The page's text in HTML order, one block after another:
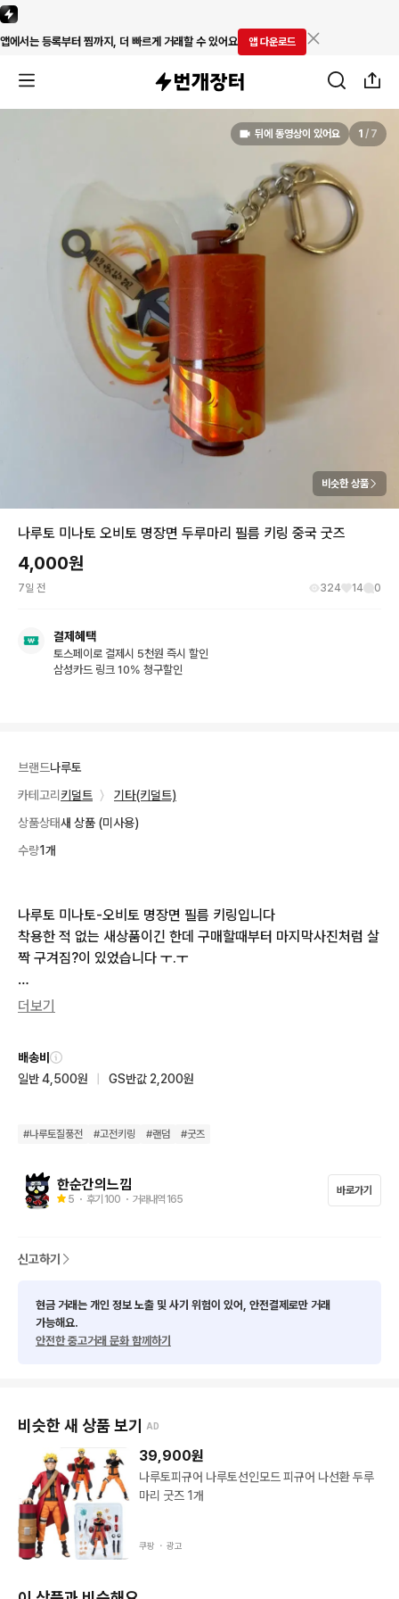
앱에서는 등록부터 찜까지, 더 빠르게 거래할 수 있어요 앱 다운로드
뒤에 동영상이 있어요 1 / 7
비슷한 상품
나루토 미나토 오비토 명장면 두루마리 필름 키링 중국 굿즈
4,000원
7일 전 324 14 0
결제혜택
토스페이로 결제시 5천원 즉시 할인
삼성카드 링크 10% 청구할인
브랜드나루토
카테고리 키덜트 〉
기타(키덜트)
상품상태새 상품 (미사용)
수량1개
나루토 미나토-오비토 명장면 필름 키링입니다
착용한 적 없는 새상품이긴 한데 구매할때부터 마지막사진처럼 살
짝 구겨짐?이 있었습니다 ㅜ.ㅜ
닌자 두루마리 펼때처럼 쫙 펴서 자랑하기에 되게 좋아요...🍥
별도 문의 없으시면 바로 결제 가능하세요 ˙ᵕ˙
더보기
배송비
일반 4,500원
GS반값 2,200원
#나루토질풍전 #고전키링 #랜덤 #굿즈
한순간의느낌
5 ・ 후기 100 ・ 거래내역 165
바로가기
신고하기
현금 거래는 개인 정보 노출 및 사기 위험이 있어, 안전결제로만 거래
가능해요.
안전한 중고거래 문화 함께하기
비슷한 새 상품 보기 AD
39,900원
나루토피규어 나루토선인모드 피규어 나선환 두루
마리 굿즈 1개
쿠팡 ・ 광고